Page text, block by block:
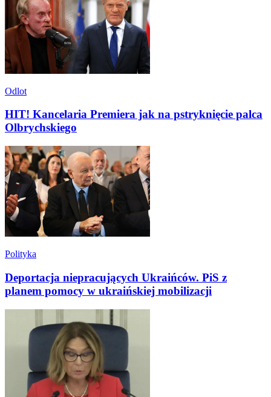
Odlot
HIT! Kancelaria Premiera jak na pstryknięcie palca
Olbrychskiego
Polityka
Deportacja niepracujących Ukraińców. PiS z
planem pomocy w ukraińskiej mobilizacji